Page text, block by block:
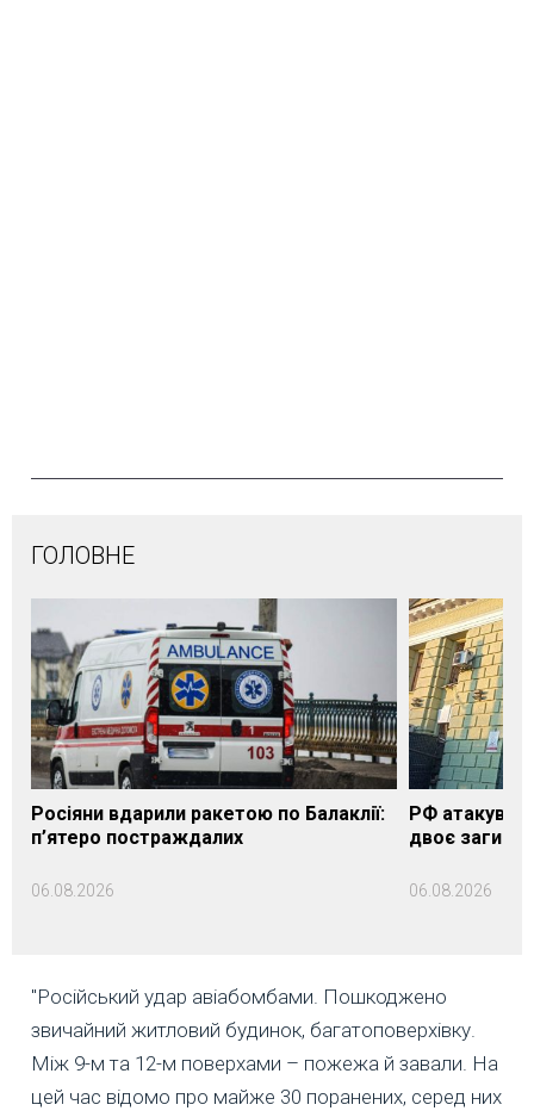
ГОЛОВНЕ
Росіяни вдарили ракетою по Балаклії:
п’ятеро постраждалих
06.08.2026
РФ
двоє
06.08.2026
"Російський удар авіабомбами. Пошкоджено
звичайний житловий будинок, багатоповерхівку.
Між 9-м та 12-м поверхами – пожежа й завали. На
цей час відомо про майже 30 поранених, серед них